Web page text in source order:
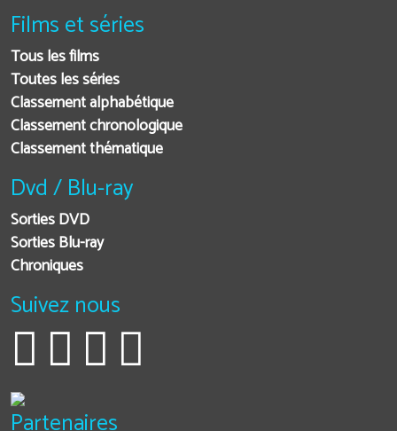
Films et séries
Tous les films
Toutes les séries
Classement alphabétique
Classement chronologique
Classement thématique
Dvd / Blu-ray
Sorties DVD
Sorties Blu-ray
Chroniques
Suivez nous